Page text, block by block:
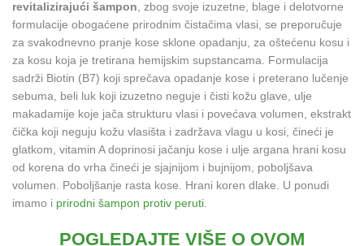
revitalizirajući šampon, zbog svoje izuzetne, blage i delotvorne
formulacije obogaćene prirodnim čistačima vlasi, se preporučuje
za svakodnevno pranje kose sklone opadanju, za oštećenu kosu i
za kosu koja je tretirana hemijskim supstancama. Formulacija
sadrži Biotin (B7) koji sprečava opadanje kose i preterano lučenje
sebuma, beli luk koji izuzetno neguje i čisti kožu glave, ulje
makadamije koje jača strukturu vlasi i povećava volumen, ekstrakt
čička koji neguju kožu vlasišta i zadržava vlagu u kosi, čineći je
glatkom, vitamin A doprinosi jačanju kose i ulje argana hrani kosu
od korena do vrha čineći je sjajnijom i bujnijom, poboljšava
volumen. Poboljšanje rasta kose. Hrani koren dlake. U ponudi
imamo i prirodni šampon protiv peruti.
POGLEDAJTE VIŠE O OVOM